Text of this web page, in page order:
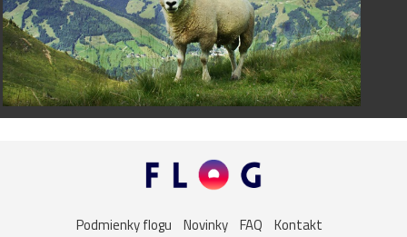
Podmienky flogu Novinky FAQ Kontakt